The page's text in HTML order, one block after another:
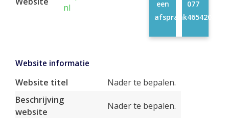
nl
077
4654208
een
afspraak
Website informatie
Website titel
Nader te bepalen.
Beschrijving
website
Nader te bepalen.